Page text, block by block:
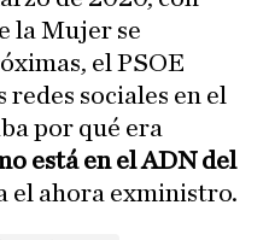
la Mujer se
el PSOE
sociales en el
por qué era
está en el ADN del
el ahora exministro.